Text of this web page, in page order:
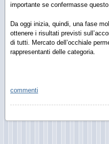
importante se confermasse
Da oggi inizia, quindi, una fase
ottenere i risultati previsti
di tutti. Mercato dell’occhiale
rappresentanti delle categoria.
commenti